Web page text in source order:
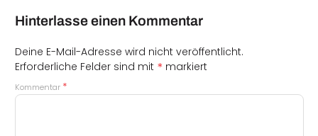
Hinterlasse einen Kommentar
Deine E-Mail-Adresse wird nicht veröffentlicht.
Erforderliche Felder sind mit * markiert
Kommentar *